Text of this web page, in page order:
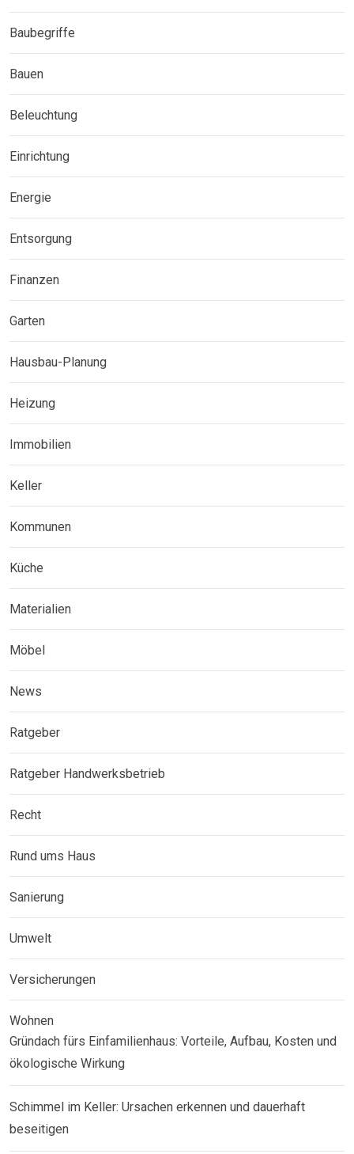
Baubegriffe
Bauen
Beleuchtung
Einrichtung
Energie
Entsorgung
Finanzen
Garten
Hausbau-Planung
Heizung
Immobilien
Keller
Kommunen
Küche
Materialien
Möbel
News
Ratgeber
Ratgeber Handwerksbetrieb
Recht
Rund ums Haus
Sanierung
Umwelt
Versicherungen
Wohnen
Gründach fürs Einfamilienhaus: Vorteile, Aufbau, Kosten und
ökologische Wirkung
Schimmel im Keller: Ursachen erkennen und dauerhaft
beseitigen